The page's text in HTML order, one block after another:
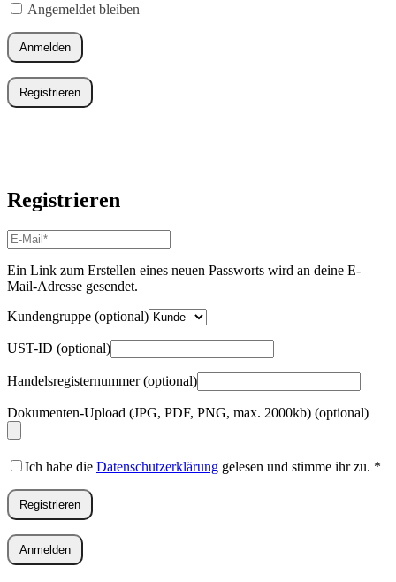
Angemeldet bleiben
Anmelden
Registrieren
Registrieren
E-
Mail-
Adresse*
Erforderlich
Ein Link zum Erstellen eines neuen Passworts wird an deine E-
Mail-Adresse gesendet.
Kundengruppe (optional)
UST-ID (optional)
Handelsregisternummer(optional)
Dokumenten-Upload (JPG, PDF, PNG, max. 2000kb) (optional)
Ich habe die Datenschutzerklärung gelesen und stimme ihr zu. *
Registrieren
Anmelden